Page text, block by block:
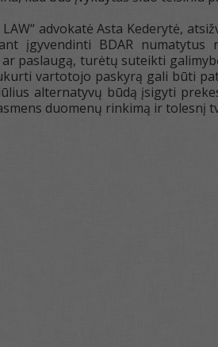
advokatė Asta Kederytė,
įgyvendinti BDAR numatytus
paslaugą, turėtų suteikti
vartotojo paskyrą gali būti
alternatyvų būdą įsigyti
duomenų rinkimą ir tolesnį